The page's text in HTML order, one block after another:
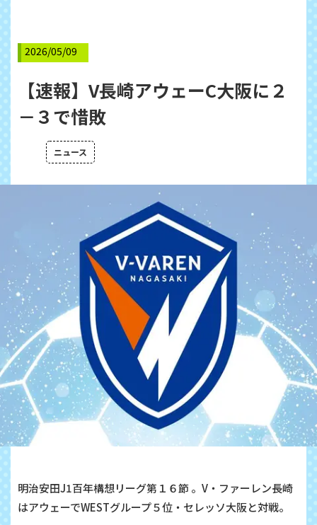
2026/05/09
【速報】V長崎アウェーC大阪に２
－３で惜敗
ニュース
明治安田J1百年構想リーグ第１６節 。V・ファーレン長崎
はアウェーでWESTグループ５位・セレッソ大阪と対戦。